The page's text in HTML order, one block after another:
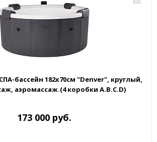
СПА-бассейн 182х70см "Denver", круглый,
аэромассаж.(4 коробки A.B.C.D)
173 000 руб.